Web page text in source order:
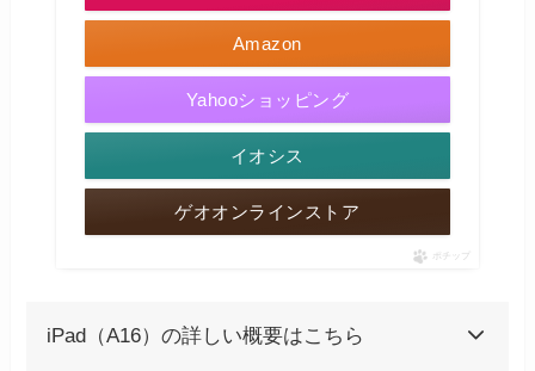
Amazon
Yahooショッピング
イオシス
ゲオオンラインストア
ポチップ
iPad（A16）の詳しい概要はこちら